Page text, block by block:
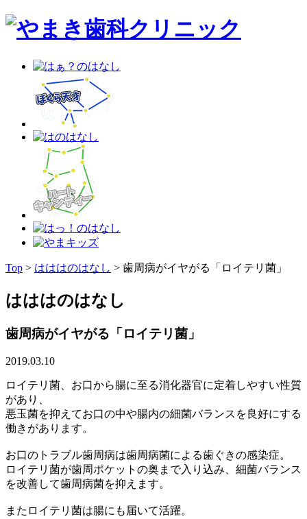
Top > はははのはなし > 歯周病がイヤがる「ロイテリ菌」
はははのはなし
歯周病がイヤがる「ロイテリ菌」
2019.03.10
ロイテリ菌、お口から腸に至る消化器官に定着しやすい性質
があり、
悪玉菌を抑えてお口の中や腸内の細菌バランスを良好にする
働きがあります。
お口のトラブル歯周病は歯周病菌による歯ぐきの感染症。
ロイテリ菌が歯周ポケットの奥まで入り込み、細菌バランス
を改善して歯周病菌を抑えます。
またロイテリ菌は腸にも届いて活躍。